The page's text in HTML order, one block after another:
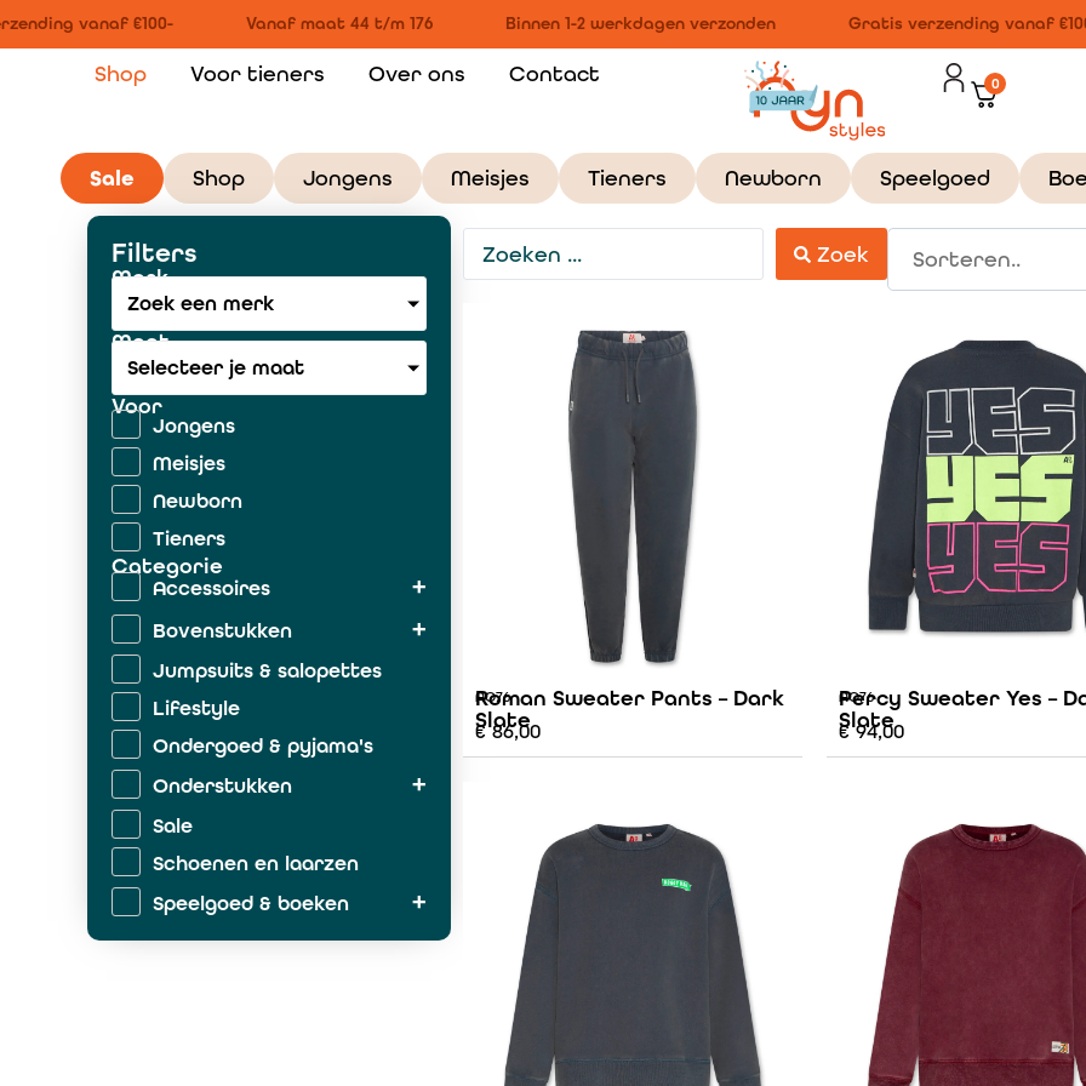
vanaf €100- Vanaf maat 44 t/m 176 Binnen 1-2 werkdagen verzonden Gratis verzending vanaf
Shop Voor tieners Over ons Contact 0
Sale Shop Jongens Meisjes Tieners Newborn Speelgoed
Filters
Merk
Zoek een merk
Maat
Selecteer je maat
Voor
Jongens
Meisjes
Newborn
Tieners
Categorie
Accessoires
Bovenstukken
Jumpsuits & salopettes
Lifestyle
Ondergoed & pyjama's
Onderstukken
Sale
Schoenen en laarzen
Speelgoed & boeken
Zwemkleding
Zoek
AO76
Roman Sweater Pants – Dark
Slate
€86,00
AO76
Percy Sweater Yes –
Slate
€94,00